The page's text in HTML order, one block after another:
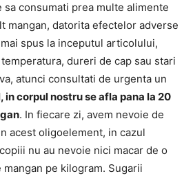
consumati prea multe alimente
mangan, datorita efectelor adverse
spus la inceputul articolului,
dureri de cap sau stari
atunci consultati de urgenta un
in corpul nostru se afla pana la 20
. In fiecare zi, avem nevoie de
acest oligoelement, in cazul
nu au nevoie nici macar de o
pe kilogram. Sugarii